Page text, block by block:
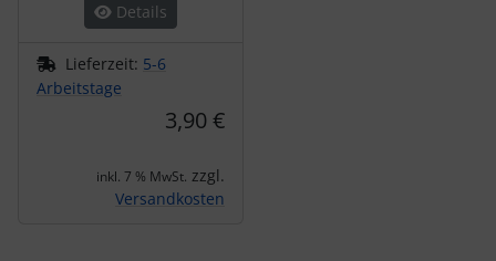
Details
Lieferzeit: 5-6
Arbeitstage
3,90 €
inkl. 7 % MwSt. zzgl.
Versandkosten